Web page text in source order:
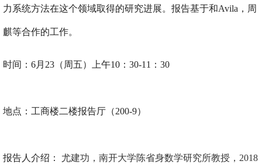
力系统方法在这个领域取得的研究进展。报告基于和Avila，周
麒等合作的工作。
时间：6月23（周五）上午10：30-11：30
地点：工商楼二楼报告厅（200-9）
报告人介绍： 尤建功， 南开大学陈省身数学研究所教授， 2018